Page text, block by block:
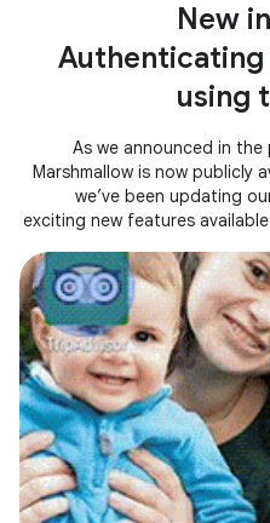
New
using
As we announced in
Marshmallow is now publicly
we’ve been updating
exciting new features